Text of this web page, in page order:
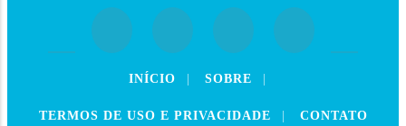
INÍCIO SOBRE
TERMOS DE USO E PRIVACIDADE CONTATO